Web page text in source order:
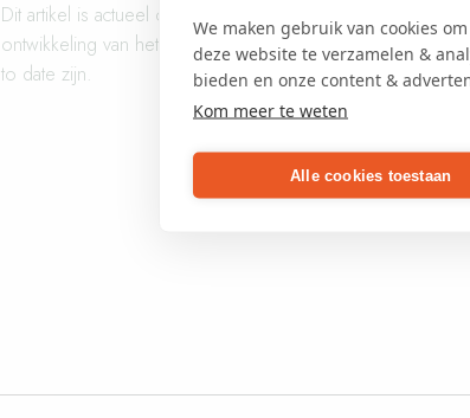
We maken gebruik van cookies
deze website te verzamelen &
bieden en onze content &
Kom meer te weten
Alle cookies toestaan
Dit artikel is actueel op de datum van publicatie, vanwege de
ontwikkeling van het recht kan de inhoud op een later
to date zijn.